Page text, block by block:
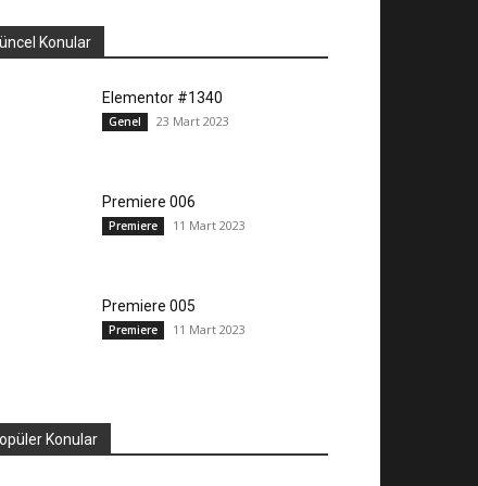
Konular
Elementor #1340
Genel 23 Mart 2023
Premiere 006
Premiere 11 Mart 2023
Premiere 005
Premiere 11 Mart 2023
Konular